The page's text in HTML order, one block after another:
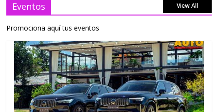
Eventos View All
Promociona aquí tus eventos